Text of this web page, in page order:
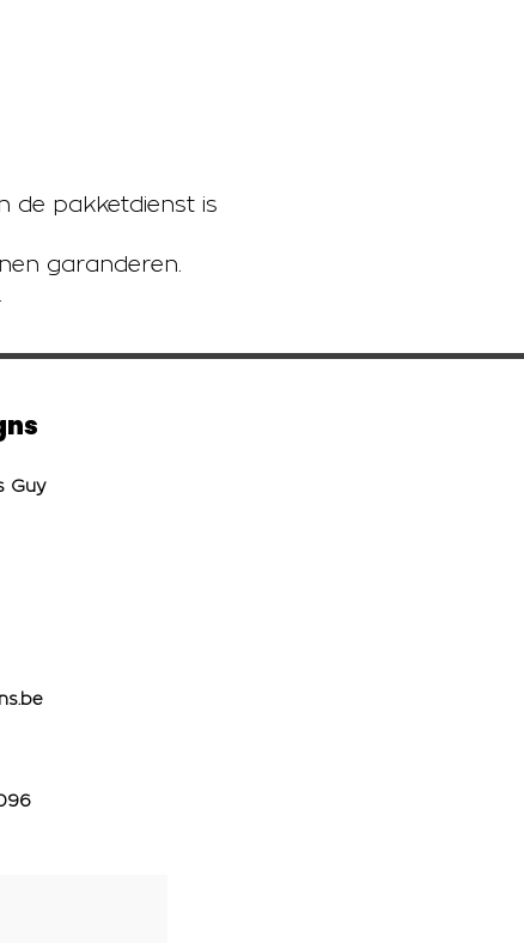
de pakketdienst is
garanderen.
Guy